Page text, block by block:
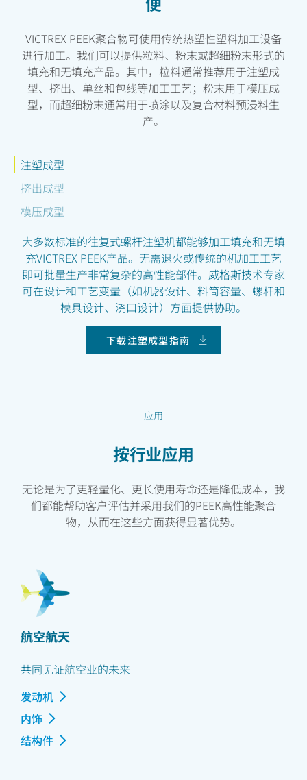
VICTREX PEEK聚合物可使用传统热塑性塑料加工设备
进行加工。我们可以提供粒料、粉末或超细粉末形式的
填充和无填充产品。其中，粒料通常推荐用于注塑成
型、挤出、单丝和包线等加工工艺；粉末用于模压成
型，而超细粉末通常用于喷涂以及复合材料预浸料生
产。
注塑成型
挤出成型
模压成型
大多数标准的往复式螺杆注塑机都能够加工填充和无填
充VICTREX PEEK产品。无需退火或传统的机加工工艺
即可批量生产非常复杂的高性能部件。威格斯技术专家
可在设计和工艺变量（如机器设计、料筒容量、螺杆和
模具设计、浇口设计）方面提供协助。
下载注塑成型指南
应用
按行业应用
无论是为了更轻量化、更长使用寿命还是降低成本，我
们都能帮助客户评估并采用我们的PEEK高性能聚合
物，从而在这些方面获得显著优势。
航空航天
共同见证航空业的未来
发动机
内饰
结构件